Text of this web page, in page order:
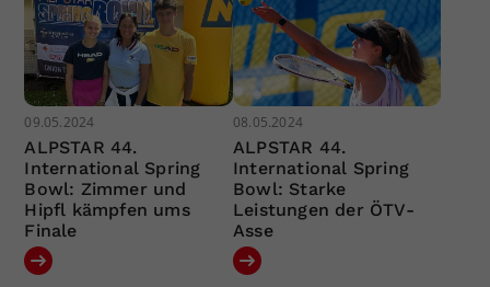
09.05.2024
ALPSTAR 44.
International Spring
Bowl: Zimmer und
Hipfl kämpfen ums
Finale
08.05.2024
ALPSTAR 44.
International Spring
Bowl: Starke
Leistungen der ÖTV-
Asse